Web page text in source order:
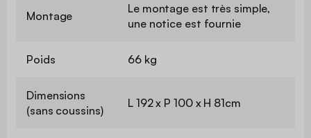
Montage
Le montage est très simple,
une notice est fournie
Poids 66 kg
Dimensions
(sans coussins)
L 192 x P 100 x H 81cm